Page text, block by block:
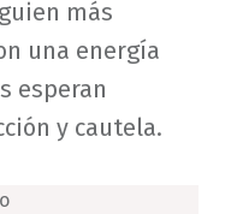
más
una energía
esperan
y cautela.